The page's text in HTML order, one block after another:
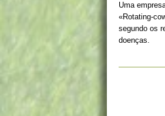
Uma
«Rotating-
segundo os
doenças.